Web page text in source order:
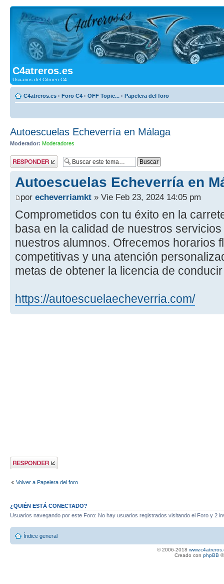
C4atreros.es
Usuarios del Citroën C4
C4atreros.es ‹ Foro C4 ‹ OFF Topic... ‹ Papelera del foro
Autoescuelas Echeverría en Málaga
Moderador: Moderadores
Publicar una
respuesta
Autoescuelas Echeverría en
por echeverriamkt » Vie Feb 23, 2024 14:05 pm
Comprometidos con tu éxito en la
basa en la calidad de nuestros
nuestros alumnos. Ofrecemos horarios
competitivas y una atención
metas de obtener la licencia de
https://autoescuelaecheverria.com/
Publicar una
respuesta
Volver a Papelera del foro
¿QUIÉN ESTÁ CONECTADO?
Usuarios navegando por este Foro: No hay usuarios registrados visitando el Foro y 2
Índice general
© 2006-2018
Creado con phpBB